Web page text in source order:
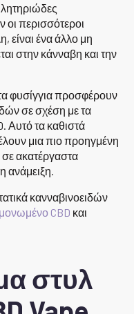
οι περισσότεροι
είναι ένα άλλο μη
στην κάνναβη και την
φυσίγγια προσφέρουν
σε σχέση με τα
Αυτό τα καθιστά
μια πιο προηγμένη
ακατέργαστα
κανναβινοειδών
CBD και
στυλ